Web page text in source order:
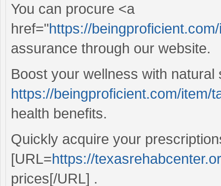
You can procure <a
href="https://
assurance through our website.
Boost your wellness with
https://beingproficient.com/item/
health benefits.
Quickly acquire your
[URL=https://
prices[/URL] .